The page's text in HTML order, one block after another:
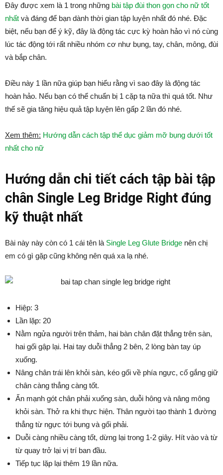
Đây được xem là 1 trong những bài tập đùi thon gọn cho nữ tốt
nhất và đáng để bạn dành thời gian tập luyện nhất đó nhé. Đặc
biệt, nếu bạn để ý kỹ, đây là động tác cực kỳ hoàn hảo vì nó cùng
lúc tác động tới rất nhiều nhóm cơ như bụng, tay, chân, mông, đùi
và bắp chân.
Điều này 1 lần nữa giúp bạn hiểu rằng vì sao đây là động tác
hoàn hảo. Nếu bạn có thể chuẩn bị 1 cặp tạ nữa thì quá tốt. Như
thế sẽ gia tăng hiệu quả tập luyện lên gấp 2 lần đó nhé.
Xem thêm: Hướng dẫn cách tập thể dục giảm mỡ bụng dưới tốt
nhất cho nữ
Hướng dẫn chi tiết cách tập bài tập
chân Single Leg Bridge Right đúng
kỹ thuật nhất
Bài này này còn có 1 cái tên là Single Leg Glute Bridge nên chị
em có gì gặp cũng không nên quá xa lạ nhé.
Hiệp: 3
Lần lặp: 20
Nằm ngửa người trên thảm, hai bàn chân đặt thẳng trên sàn,
hai gối gập lại. Hai tay duỗi thẳng 2 bên, 2 lòng bàn tay úp
xuống.
Nâng chân trái lên khỏi sàn, kéo gối về phía ngực, cố gắng giữ
chân càng thẳng càng tốt.
Ấn mạnh gót chân phải xuống sàn, duỗi hông và nâng mông
khỏi sàn. Thở ra khi thực hiện. Thân người tạo thành 1 đường
thẳng từ ngực tới bụng và gối phải.
Duỗi càng nhiều càng tốt, dừng lại trong 1-2 giây. Hít vào và từ
từ quay trở lại vị trí ban đầu.
Tiếp tục lặp lại thêm 19 lần nữa.